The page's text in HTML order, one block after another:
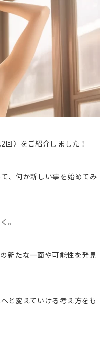
〉をご紹介しました！
、何か新しい事を始めてみ
。
新たな一面や可能性を発見
と変えていける考え方をも